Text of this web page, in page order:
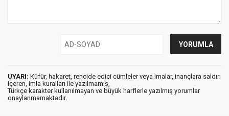
UYARI: Küfür, hakaret, rencide edici cümleler veya imalar, inançlara saldırı
içeren, imla kuralları ile yazılmamış,
Türkçe karakter kullanılmayan ve büyük harflerle yazılmış yorumlar
onaylanmamaktadır.